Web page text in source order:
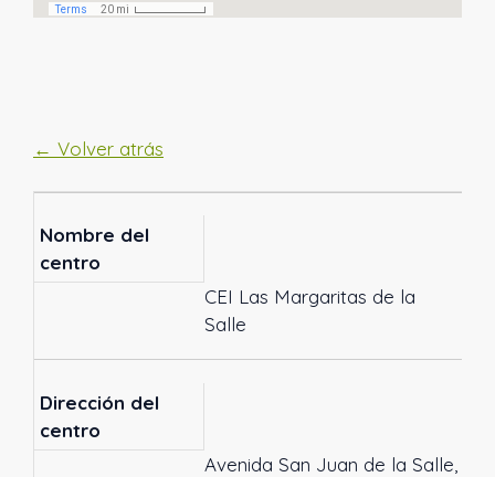
← Volver atrás
Nombre del
centro
CEI Las Margaritas de la
Salle
Dirección del
centro
Avenida San Juan de la Salle,